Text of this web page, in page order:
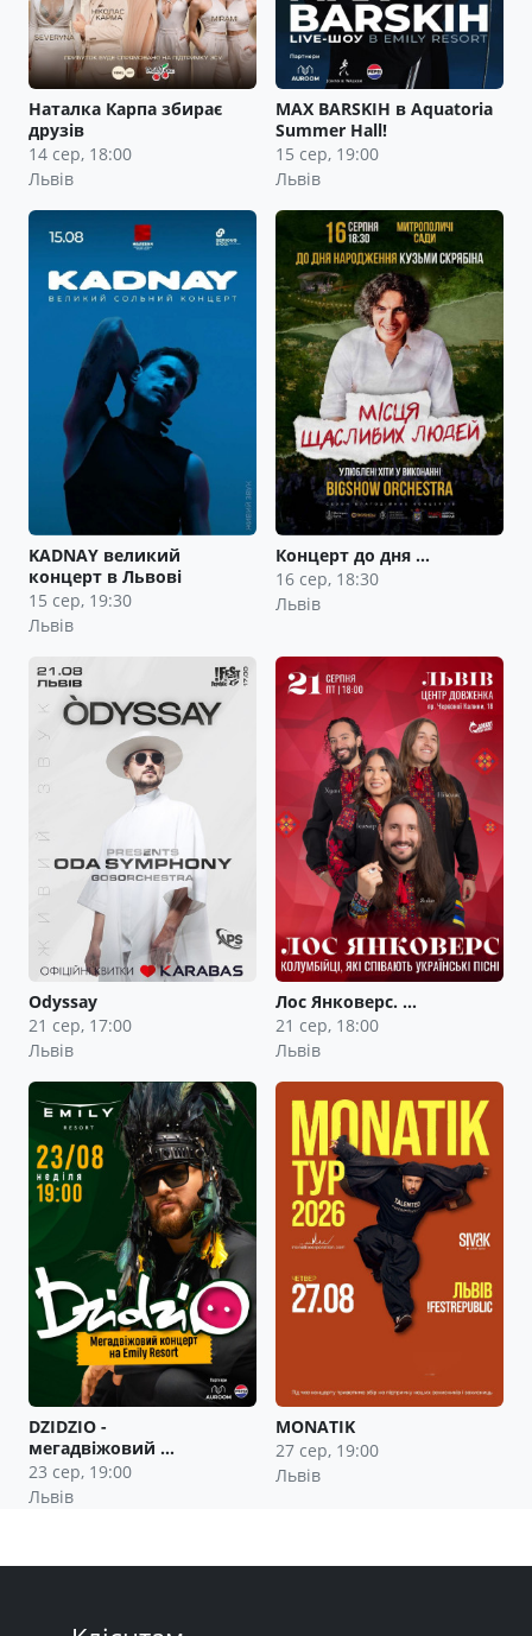
Наталка Карпа збирає
друзів
14 сер, 18:00
Львів
MAX BARSKIH в Aquatoria
Summer Hall!
15 сер, 19:00
Львів
KADNAY великий
концерт в Львові
15 сер, 19:30
Львів
Концерт до дня …
16 сер, 18:30
Львів
Odyssay
21 сер, 17:00
Львів
Лос Янковерс. …
21 сер, 18:00
Львів
DZIDZIO -
мегадвіжовий …
23 сер, 19:00
Львів
MONATIK
27 сер, 19:00
Львів